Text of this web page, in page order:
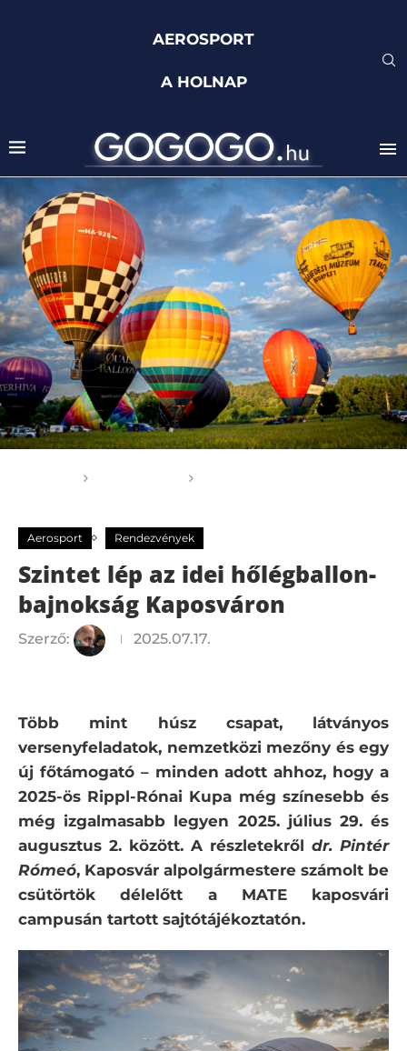
AEROSPORT
A HOLNAP
Aerosport Rendezvények
Szintet lép az idei hőlégballon-
bajnokság Kaposváron
Szerző: 2025.07.17.
Több mint húsz csapat, látványos
versenyfeladatok, nemzetközi mezőny és egy
új főtámogató – minden adott ahhoz, hogy a
2025-ös Rippl-Rónai Kupa még színesebb és
még izgalmasabb legyen 2025. július 29. és
augusztus 2. között. A részletekről dr. Pintér
Rómeó, Kaposvár alpolgármestere számolt be
csütörtök délelőtt a MATE kaposvári
campusán tartott sajtótájékoztatón.